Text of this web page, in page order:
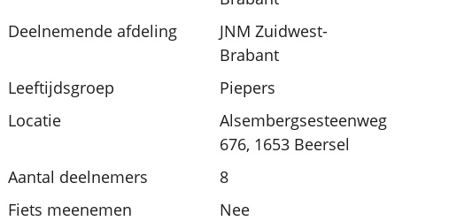
Deelnemende afdeling
JNM Zuidwest-
Brabant
Leeftijdsgroep
Piepers
Locatie
Alsembergsesteenweg
676, 1653 Beersel
Aantal deelnemers
8
Fiets meenemen
Nee